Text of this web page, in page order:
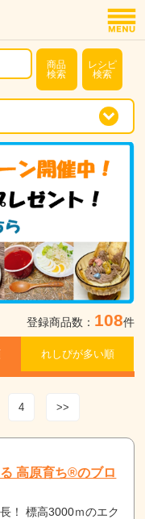
商品
検索
レシピ
検索
登録商品数： 108件
れしぴが多い順
4 >>
高原育ち®のブロ
！ 標高3000ｍのエク